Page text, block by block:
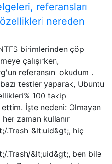
referansları
nereden
birimlerinden çöp
çalışırken,
referansını okudum .
testler yaparak, Ubuntu
100 takip
İşte nedeni: Olmayan
zaman kullanır
.Trash-&lt;uid&gt;, hiç
.Trash/&lt;uid&gt;, ben bile